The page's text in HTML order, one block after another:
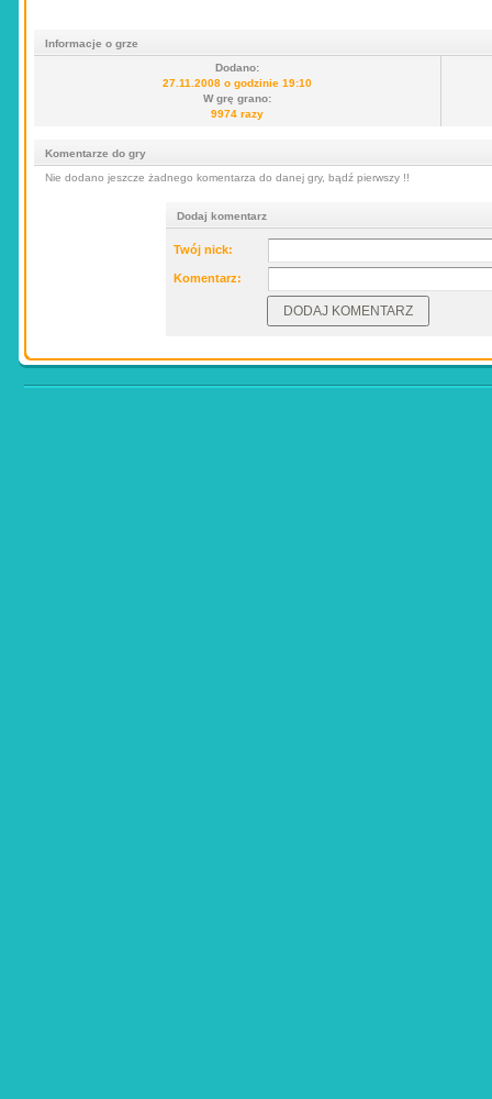
Informacje o grze
Dodano:
27.11.2008 o godzinie 19:10
W grę grano:
9974 razy
Komentarze do gry
Nie dodano jeszcze żadnego komentarza do danej gry, bądź pierwszy !!
Dodaj komentarz
Twój nick:
Komentarz: